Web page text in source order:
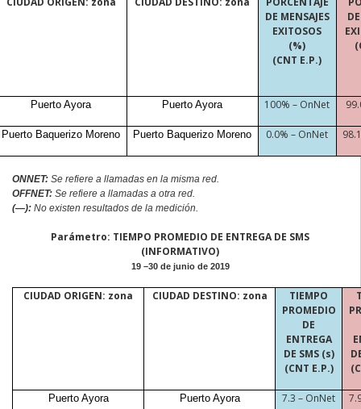
DE MENSAJES
EXITOSOS
(%)
(CNT E.P.)
Puerto Ayora Puerto Ayora 100% – OnNet
Puerto Baquerizo Moreno Puerto Baquerizo Moreno 0.0% – OnNet
ONNET: Se refiere a llamadas en la misma red.
OFFNET: Se refiere a llamadas a otra red.
(—): No existen resultados de la medición.
Parámetro: TIEMPO PROMEDIO DE ENTREGA DE SMS
(INFORMATIVO)
19 –30 de junio de 2019
CIUDAD ORIGEN: zona CIUDAD DESTINO: zona
TIEMPO
PROMEDIO
DE
ENTREGA
DE SMS (s)
(CNT E.P.)
Puerto Ayora Puerto Ayora 7.3 – OnNet